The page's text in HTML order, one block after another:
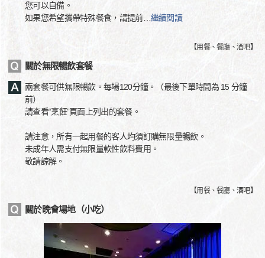
您可以自備。
如果您希望攜帶特殊餐食，請提前… 繼續閱讀
【用餐、餐廳、酒吧】
關於無限暢飲套餐
兩套餐可供無限暢飲。每場120分鐘。（最後下單時間為 15 分鐘
前）
請查看“烹飪”頁面上列出的套餐。
請注意，所有一起用餐的客人均須訂購無限量暢飲。
未成年人需支付無限量軟性飲料費用。
敬請諒解。
【用餐、餐廳、酒吧】
關於晚會場地（小吃）